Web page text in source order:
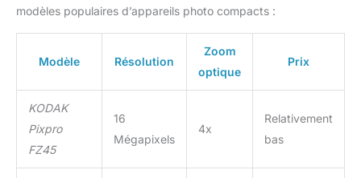
modèles populaires d’appareils photo compacts :
Modèle Résolution
Zoom
optique
Prix
KODAK
Pixpro
FZ45
16
Mégapixels
4x
Relativement
bas